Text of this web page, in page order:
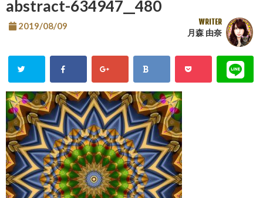
abstract-634947__480
2019/08/09 WRITER
月森 由奈